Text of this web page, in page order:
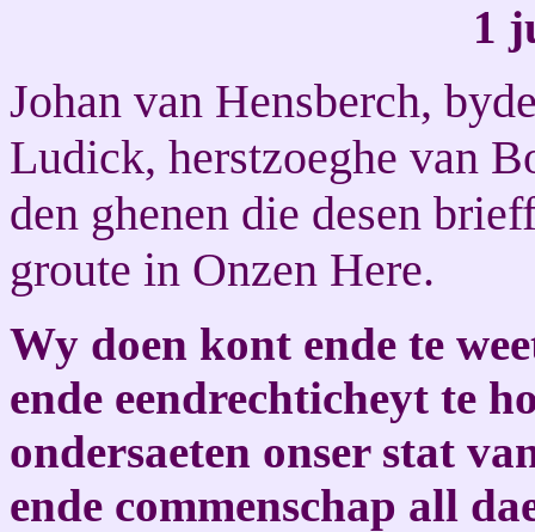
1
Johan van Hensberch,
Ludick, herstzoeghe van
den ghenen die desen
groute in Onzen Here.
Wy doen kont ende te
ende eendrechticheyt te
ondersaeten onser stat
ende commenschap all